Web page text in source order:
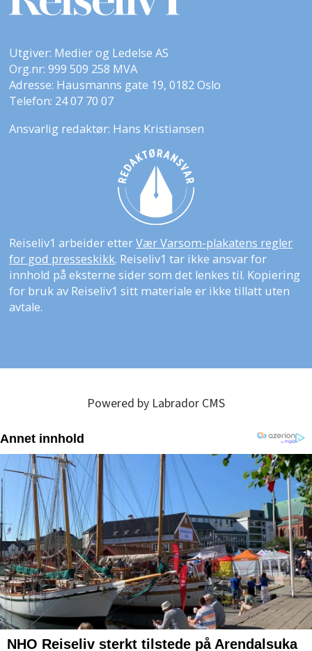
Utgiver: Medier og Ledelse AS
Org.nr: 999 509 258 MVA
Adresse: Hausmanns gate 19, 0182 Oslo
Telefon: 24 07 70 07
Ansvarlig redaktør: Hans Kristiansen
Reiseliv1 arbeider etterVær Varsom-plakatens regler
for god presseskikk. Reiseliv1 tar ikke ansvar for
innhold på eksterne sider som det lenkes til. Kopiering
for bruk av Reiseliv1 sitt materiale er ikke tillatt uten
avtale.
Powered by Labrador CMS